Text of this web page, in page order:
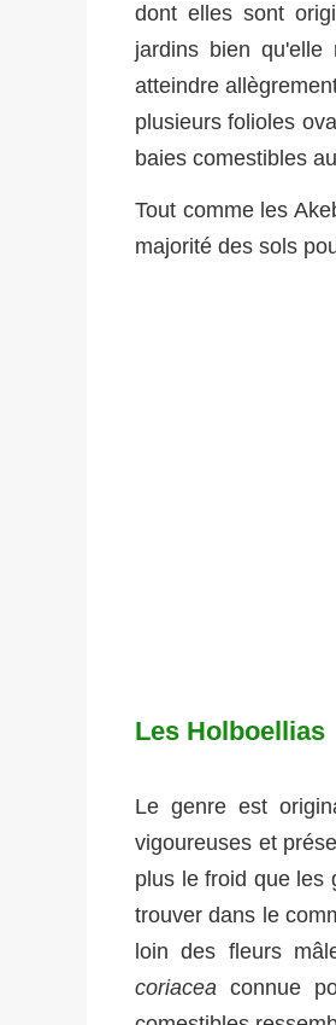
dont elles sont
jardins bien qu'elle
atteindre
plusieurs folioles
baies comestibles
Tout comme les
majorité des sols
Les Holboellias
Le genre est
vigoureuses et
plus le froid que les
trouver dans le
loin des fleurs
coriacea connue